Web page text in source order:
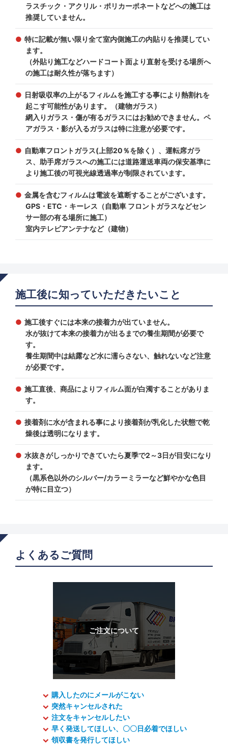
ラスチック・アクリル・ポリカーポネートなどへの施工は
推奨していません。
特に記載が無い限り全て室内側施工の内貼りを推奨してい
ます。
（外貼り施工などハードコート面より直射を受ける場所へ
の施工は耐久性が落ちます）
日射吸収率の上がるフィルムを施工する事により熱割れを
起こす可能性があります。（建物ガラス）
網入りガラス・傷が有るガラスにはお勧めできません。ペ
アガラス・影が入るガラスは特に注意が必要です。
自動車フロントガラス(上部20％を除く）、運転席ガラ
ス、助手席ガラスへの施工には道路運送車両の保安基準に
より施工後の可視光線透過率が制限されています。
金属を含むフィルムは電波を遮断することがございます。
GPS・ETC・キーレス（自動車 フロントガラスなどセン
サー部の有る場所に施工）
室内テレビアンテナなど（建物）
施工後に知っていただきたいこと
施工後すぐには本来の接着力が出ていません。
水が抜けて本来の接着力が出るまでの養生期間が必要で
す。
養生期間中は結露など水に濡らさない、触れないなど注意
が必要です。
施工直後、商品によりフィルム面が白濁することがありま
す。
接着剤に水が含まれる事により接着剤が乳化した状態で乾
燥後は透明になります。
水抜きがしっかりできていたら夏季で2～3日が目安になり
ます。
（黒系色以外のシルバー/カラーミラーなど鮮やかな色目
が特に目立つ）
よくあるご質問
購入したのにメールがこない
突然キャンセルされた
注文をキャンセルしたい
早く発送してほしい、〇〇日必着でほしい
領収書を発行してほしい